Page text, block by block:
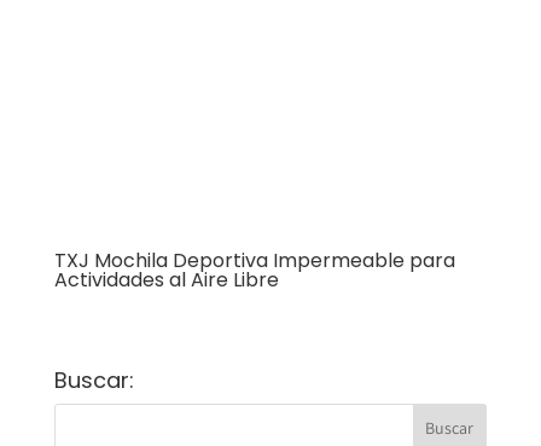
TXJ Mochila Deportiva Impermeable para
Actividades al Aire Libre
Buscar: